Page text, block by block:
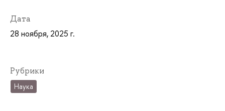
Дата
28 ноября, 2025 г.
Рубрики
Наука